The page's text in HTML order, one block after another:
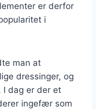
er derfor
i
man at
dressinger, og
I dag er der et
ingefær som